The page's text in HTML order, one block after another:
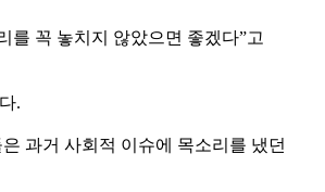
를 꼭 놓치지 않았으면 좋겠다”고
.
과거 사회적 이슈에 목소리를 냈던